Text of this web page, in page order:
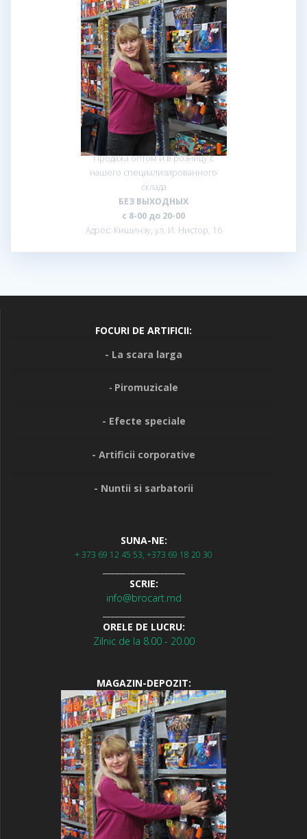
Продажа оптом и в розницу с
нашего специализированного
склада
БЕЗ ВЫХОДНЫХ
с 8-00 до 20-00
Адрес: Кишинэу, ул. И. Нистор, 16
FOCURI DE ARTIFICII:
- La scara larga
- Piromuzicale
- Efecte speciale
- Artificii corporative
- Nuntii si sarbatorii
SUNA-NE:
+ 373 69 12 45 53, +373 69 18 20 30
SCRIE:
info@brocart.md
ORELE DE LUCRU:
Zilnic de la 8.00 - 20.00
MAGAZIN-DEPOZIT: